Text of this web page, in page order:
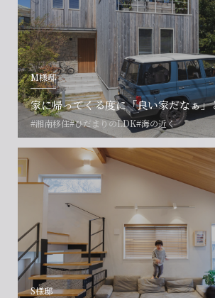
M様邸
家に帰ってくる度に「良い家だなぁ」
#湘南移住#ひだまりのLDK#海の近く
S様邸